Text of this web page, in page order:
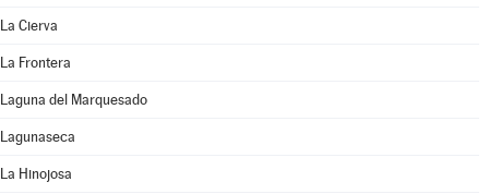
La Cierva
La Frontera
Laguna del Marquesado
Lagunaseca
La Hinojosa